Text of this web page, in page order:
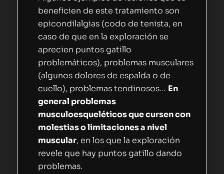
beneficien de este tratamiento son
epicondilalgias (codo de tenista, en
caso de que en la exploración se
aprecien puntos gatillo
problemáticos), problemas musculares
(algunos dolores de espalda o de
cuello), problemas tendinosos… En
general problemas
musculoesqueléticos que cursen con
molestias o limitaciones a nivel
muscular, en los que la exploración
revele que hay puntos gatillo dando
problemas.